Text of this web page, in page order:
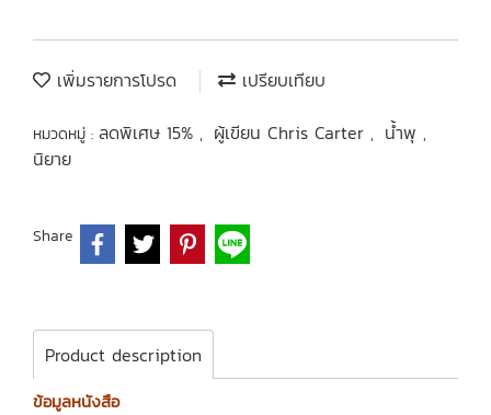
เพิ่มรายการโปรด เปรียบเทียบ
หมวดหมู่ : ลดพิเศษ 15% , ผู้เขียน Chris Carter , น้ำพุ ,
นิยาย
Share
Product description
ข้อมูลหนังสือ